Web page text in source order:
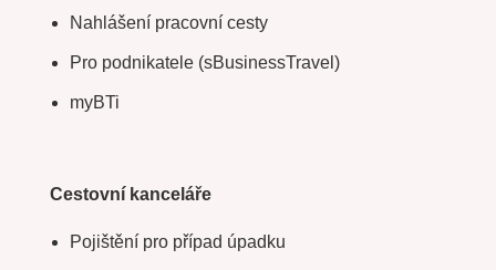
Nahlášení pracovní cesty
Pro podnikatele (sBusinessTravel)
myBTi
Cestovní kanceláře
Pojištění pro případ úpadku